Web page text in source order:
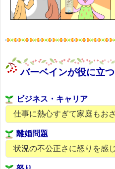
バーベインが役に立
ビジネス・キャリア
仕事に熱心すぎて家庭もお
離婚問題
状況の不公正さに怒りを感